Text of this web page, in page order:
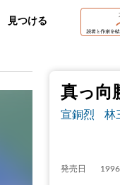
見つける
真っ向
宣銅烈 林
発売日